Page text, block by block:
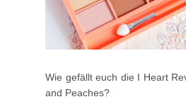
Wie gefällt euch die I Heart
and Peaches?